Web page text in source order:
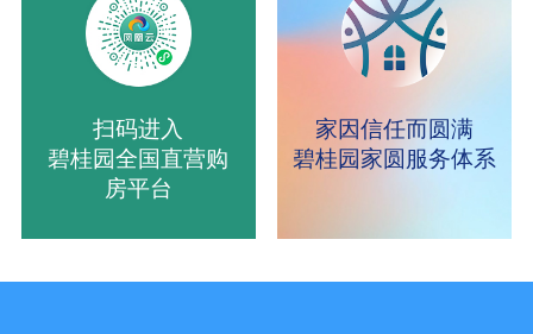
家因信任而圆满
碧桂园家圆服务体系
扫码进入
碧桂园全国直营购
房平台